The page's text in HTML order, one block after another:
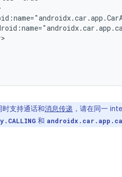
支持通话和消息传递 ，请在同一
和